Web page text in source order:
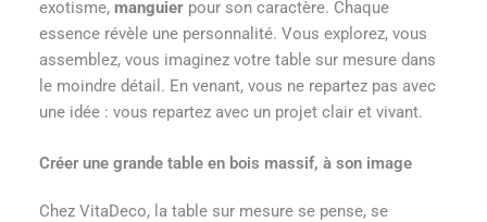
exotisme, manguierpour son caractère. Chaque
essence révèle une personnalité. Vous explorez, vous
assemblez, vous imaginez votre table sur mesure dans
le moindre détail. En venant, vous ne repartez pas avec
une idée : vous repartez avec un projet clair et vivant.
Créer une grande table en bois massif, à son image
Chez VitaDeco, la table sur mesure se pense, se